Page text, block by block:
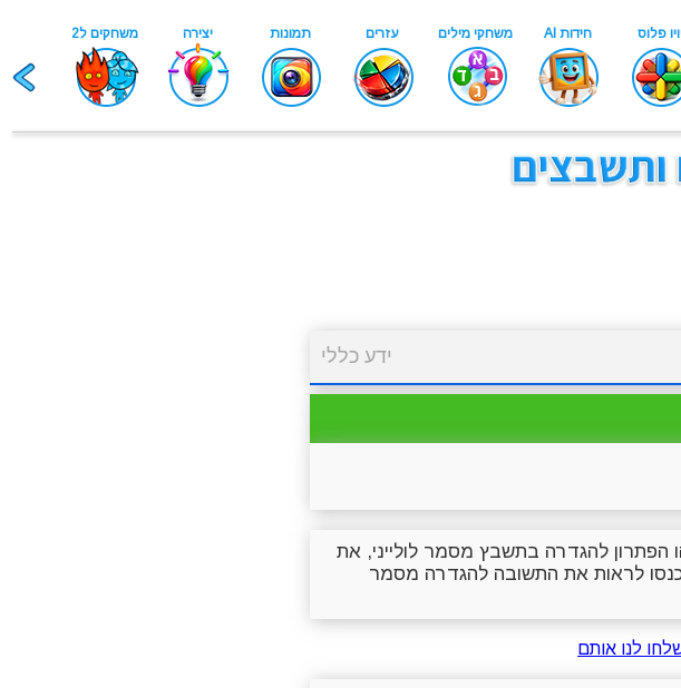
ידע כללי
להגדרה בתשבץ מסמר לולייני, את
כנסו לראות את התשובה להגדרה מסמר
לנו אותם